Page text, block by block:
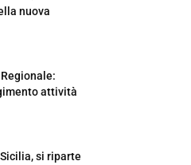
nuova
attività
si riparte